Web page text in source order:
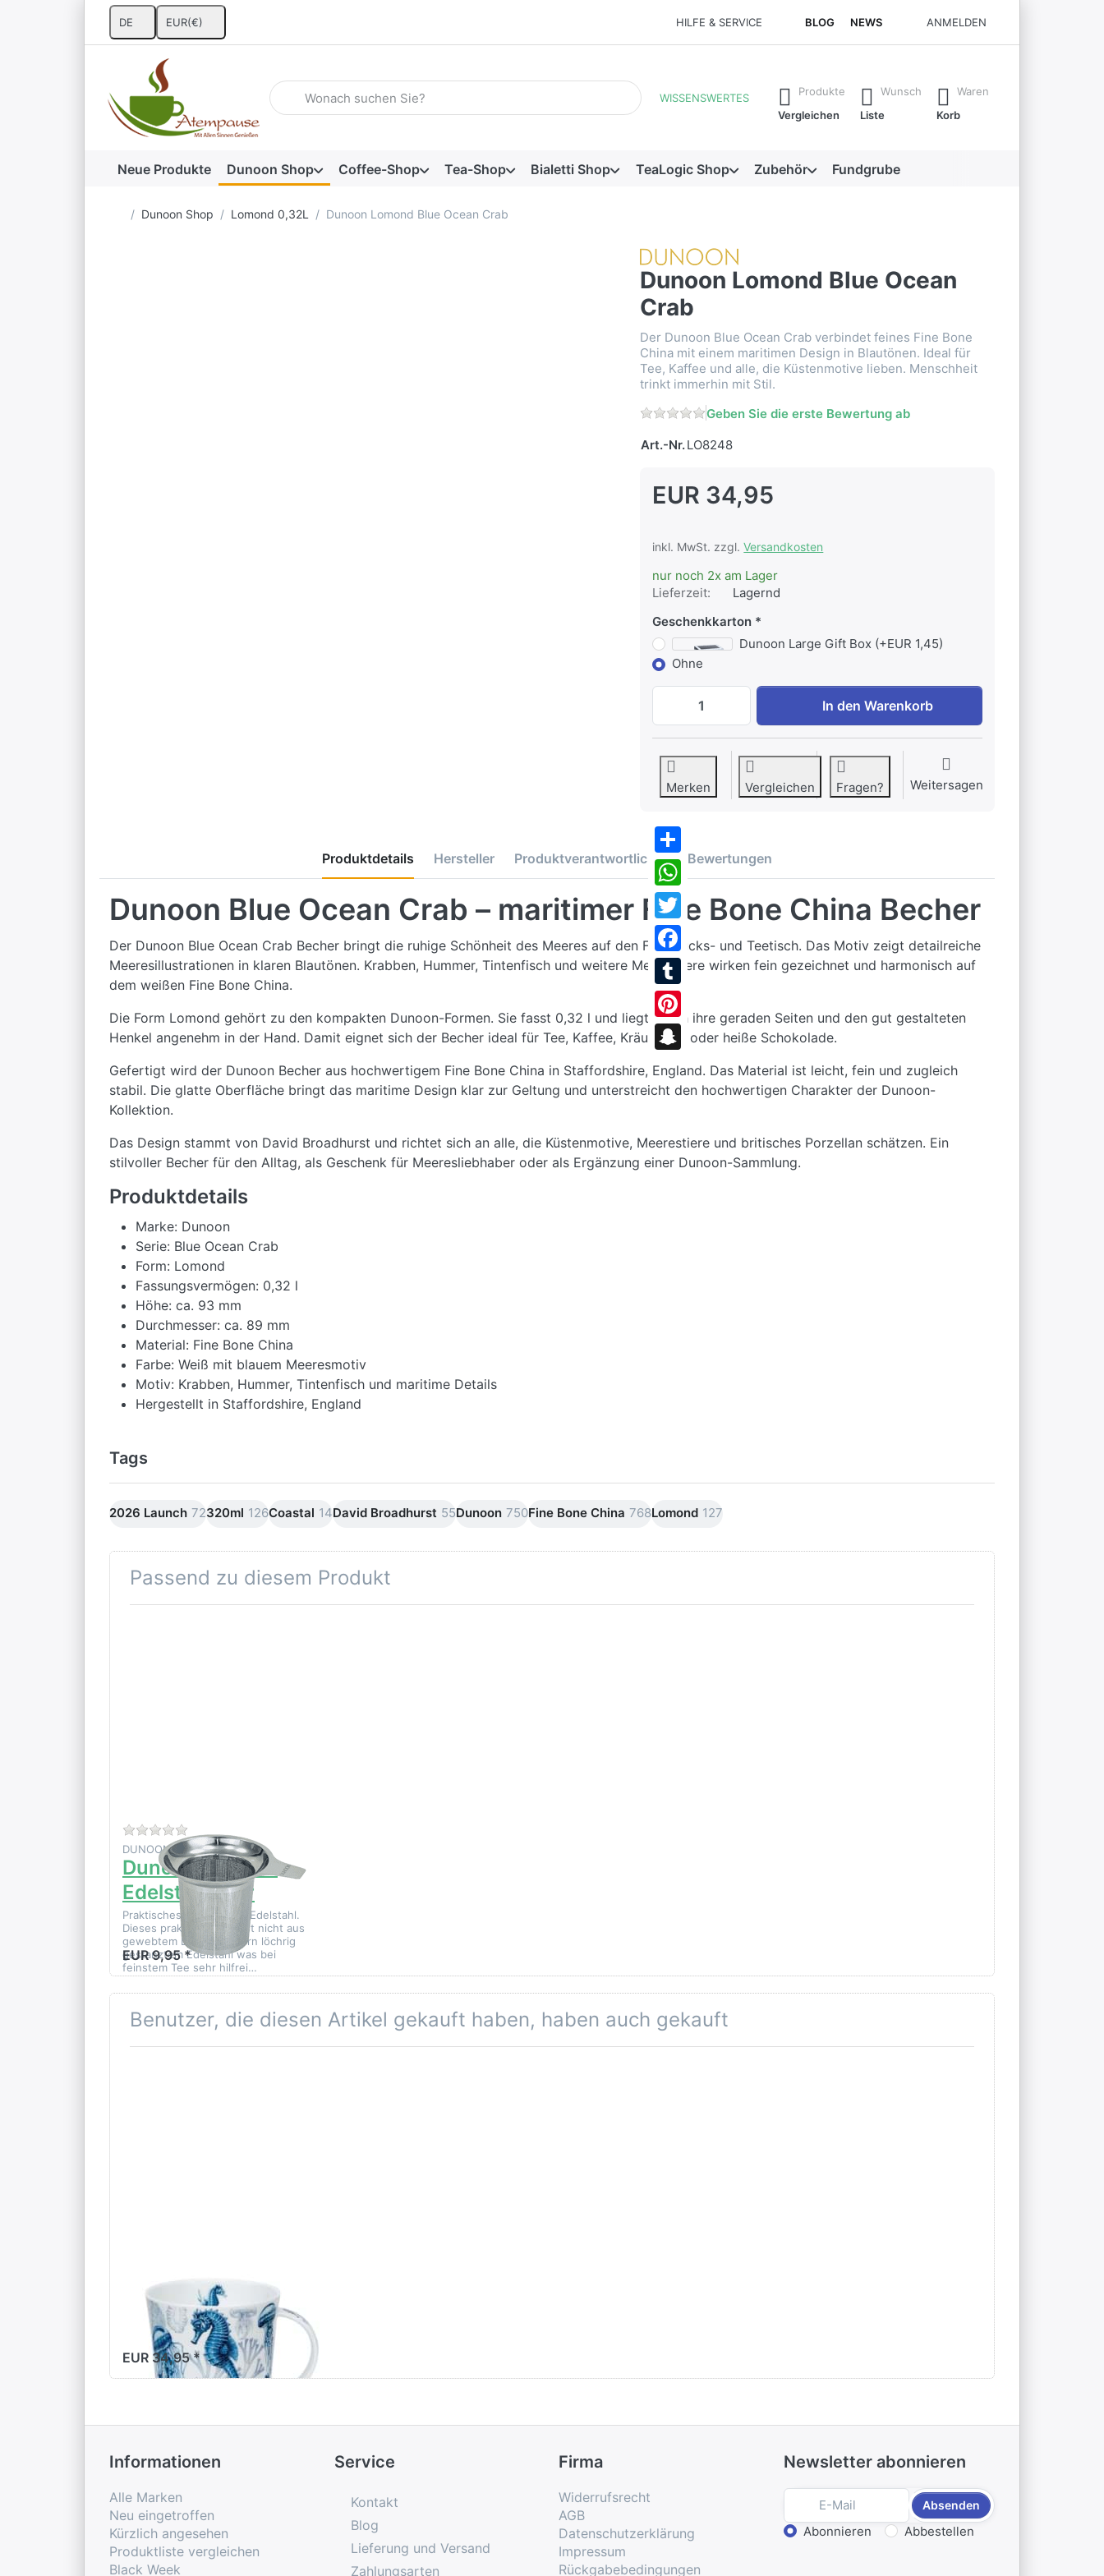
DE EUR(€) HILFE & SERVICE BLOG NEWS ANMELDEN
Geben Sie einen Suchbegriff ein. Während Sie tippen, erscheinen automatisch erste Ergebnisse. Drücken Sie die Eingabetaste, um alle
WISSENSWERTES
Produkte
Vergleichen
Wunsch
Liste
Waren
Korb
Neue Produkte Dunoon Shop Coffee-Shop Tea-Shop Bialetti Shop TeaLogic Shop Zubehör Fundgrube
Startseite
Dunoon Shop Lomond 0,32L Dunoon Lomond Blue Ocean Crab
Dunoon Lomond Blue Ocean
Crab
Der Dunoon Blue Ocean Crab verbindet feines Fine Bone
China mit einem maritimen Design in Blautönen. Ideal für
Tee, Kaffee und alle, die Küstenmotive lieben. Menschheit
trinkt immerhin mit Stil.
Geben Sie die erste Bewertung ab
Art.-Nr.LO8248
EUR 34,95
inkl. MwSt. zzgl.Versandkosten
nur noch 2x am Lager
Lieferzeit:
Lagernd
Geschenkkarton
Dunoon Large Gift Box (+EUR 1,45)
Ohne
Dunoon Lomond Blue Ocean Crab zu EUR 34,95, Menge 1.
In den Warenkorb
Merken Vergleichen Fragen? Weitersagen
Share
WhatsApp
Twitter
Facebook
Tumblr
Pinterest
Snapchat
Produktdetails Hersteller Produktverantwortlicher Bewertungen
Dunoon Blue Ocean Crab – maritimer Fine Bone China Becher
Der Dunoon Blue Ocean Crab Becher bringt die ruhige Schönheit des Meeres auf den Frühstücks- und Teetisch. Das Motiv zeigt detailreiche
Meeresillustrationen in klaren Blautönen. Krabben, Hummer, Tintenfisch und weitere Meerestiere wirken fein gezeichnet und harmonisch auf
dem weißen Fine Bone China.
Die Form Lomond gehört zu den kompakten Dunoon-Formen. Sie fasst 0,32 l und liegt durch ihre geraden Seiten und den gut gestalteten
Henkel angenehm in der Hand. Damit eignet sich der Becher ideal für Tee, Kaffee, Kräutertee oder heiße Schokolade.
Gefertigt wird der Dunoon Becher aus hochwertigem Fine Bone China in Staffordshire, England. Das Material ist leicht, fein und zugleich
stabil. Die glatte Oberfläche bringt das maritime Design klar zur Geltung und unterstreicht den hochwertigen Charakter der Dunoon-
Kollektion.
Das Design stammt von David Broadhurst und richtet sich an alle, die Küstenmotive, Meerestiere und britisches Porzellan schätzen. Ein
stilvoller Becher für den Alltag, als Geschenk für Meeresliebhaber oder als Ergänzung einer Dunoon-Sammlung.
Produktdetails
Marke: Dunoon
Serie: Blue Ocean Crab
Form: Lomond
Fassungsvermögen: 0,32 l
Höhe: ca. 93 mm
Durchmesser: ca. 89 mm
Material: Fine Bone China
Farbe: Weiß mit blauem Meeresmotiv
Motiv: Krabben, Hummer, Tintenfisch und maritime Details
Hergestellt in Staffordshire, England
Tags
2026 Launch 72320ml 126Coastal 14David Broadhurst 55Dunoon 750Fine Bone China 768Lomond 127
Passend zu diesem Produkt
DUNOON CERAMICS LTD
Dunoon Original
Edelstahlfilter
Praktisches Teesieb aus Edelstahl.
Dieses praktische Sieb ist nicht aus
gewebtem Draht, sondern löchrig
gestanztem Edelstahl was bei
feinstem Tee sehr hilfrei…
EUR 9,95 *
Benutzer, die diesen Artikel gekauft haben, haben auch gekauft
Dunoon Lomond
Blue Ocean
Seahorse
EUR 34,95 *
Informationen
Alle Marken
Neu eingetroffen
Kürzlich angesehen
Produktliste vergleichen
Black Week
Service
Kontakt
Blog
Lieferung und Versand
Zahlungsarten
Firma
Widerrufsrecht
AGB
Datenschutzerklärung
Impressum
Rückgabebedingungen
Newsletter abonnieren
Absenden
Aktion wählen
Abonnieren Abbestellen